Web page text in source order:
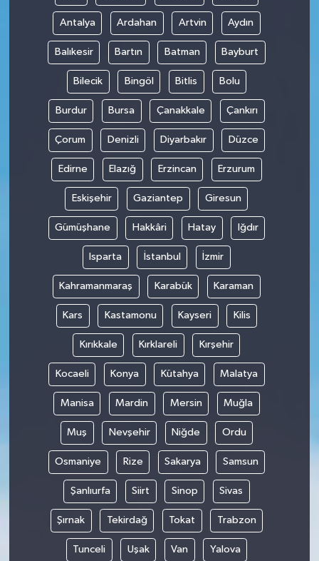
Antalya Ardahan Artvin Aydın
Balıkesir Bartın Batman Bayburt
Bilecik Bingöl Bitlis Bolu
Burdur Bursa Çanakkale Çankırı
Çorum Denizli Diyarbakır Düzce
Edirne Elazığ Erzincan Erzurum
Eskişehir Gaziantep Giresun
Gümüşhane Hakkâri Hatay Iğdır
Isparta İstanbul İzmir
Kahramanmaraş Karabük Karaman
Kars Kastamonu Kayseri Kilis
Kırıkkale Kırklareli Kırşehir
Kocaeli Konya Kütahya Malatya
Manisa Mardin Mersin Muğla
Muş Nevşehir Niğde Ordu
Osmaniye Rize Sakarya Samsun
Şanlıurfa Siirt Sinop Sivas
Şırnak Tekirdağ Tokat Trabzon
Tunceli Uşak Van Yalova